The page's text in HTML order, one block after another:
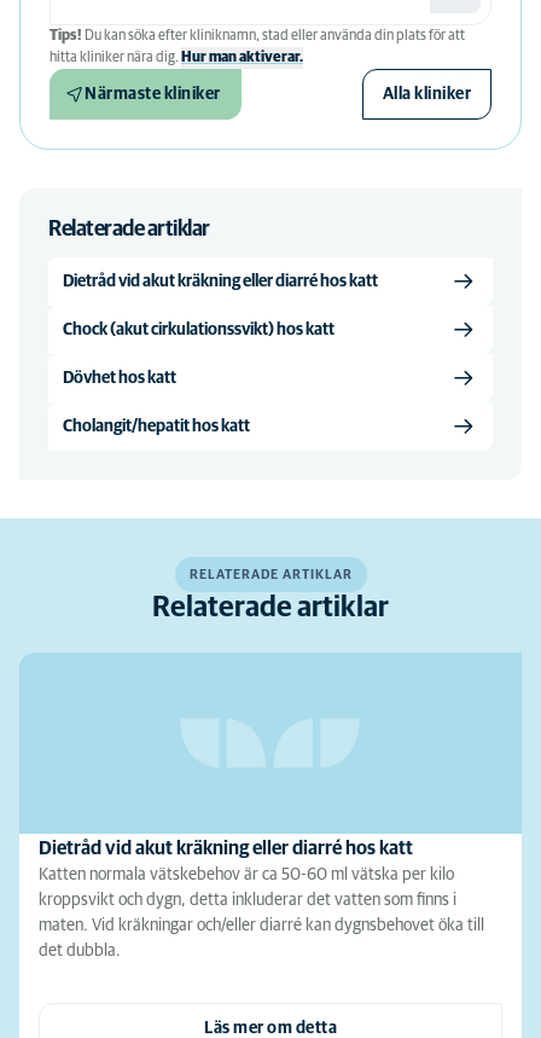
Tips! Du kan söka efter kliniknamn, stad eller använda din plats för att
hitta kliniker nära dig. Hur man aktiverar.
Närmaste kliniker Alla kliniker
Relaterade artiklar
Dietråd vid akut kräkning eller diarré hos katt
Chock (akut cirkulationssvikt) hos katt
Dövhet hos katt
Cholangit/hepatit hos katt
RELATERADE ARTIKLAR
Relaterade artiklar
Dietråd vid akut kräkning eller diarré hos katt
Katten normala vätskebehov är ca 50-60 ml vätska per kilo
kroppsvikt och dygn, detta inkluderar det vatten som finns i
maten. Vid kräkningar och/eller diarré kan dygnsbehovet öka till
det dubbla.
Läs mer om detta